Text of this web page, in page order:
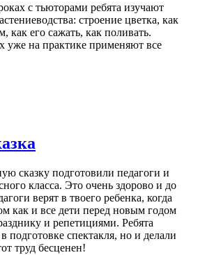
с тьюторами ребята изучают
строение цветка, как
как его сажать, как поливать.
уже на практике применяют все
сказку подготовили педагоги и
класса. Это очень здорово и до
верят в твоего ребенка, когда
как и все дети перед новым годом
и репетициями. Ребята
подготовке спектакля, но и делали
труд бесценен!